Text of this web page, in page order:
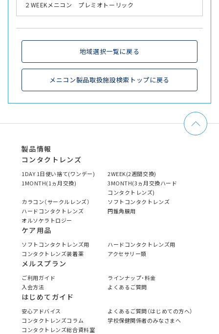
２WEEKメニコン プレミオトーリック
地域選択一覧に戻る
メニコン製品取扱施設検索トップに戻る
製品情報
コンタクトレンズ
1DAY 1日使い捨て(ワンデー)
2WEEK(2週間交換)
1MONTH(1ヵ月交換)
3MONTH(3ヵ月交換ハード
コンタクトレンズ)
カラコン（サークルレンズ）
ソフトコンタクトレンズ
ハードコンタクトレンズ
円錐角膜用
オルソケラトロジー
ケア用品
ソフトコンタクトレンズ用
ハードコンタクトレンズ用
コンタクトレンズ装着薬
アクセサリー類
メルスプラン
ご利用ガイド
ラインナップ・料金
入会方法
よくあるご質問
はじめてガイド
安心アドバイス
よくあるご質問（はじめての方へ）
コンタクトレンズコラム
学校保健関係者のみなさまへ
コンタクトレンズ総合資料室